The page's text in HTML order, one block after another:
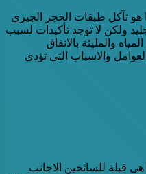
تآكل طبقات الحجر الجيري
ولكن لا توجد تأكيدات لسبب
والمليئة بالانفاق
والاسباب التى تؤدى
قبلة للسائحين الاجانب